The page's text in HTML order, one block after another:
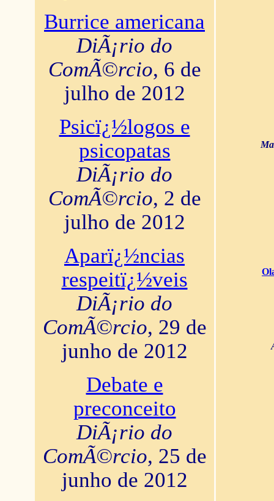
Burrice americana
DiÃ¡rio do
ComÃ©rcio, 6 de
julho de 2012
Psicï¿½logos e
psicopatas
DiÃ¡rio do
ComÃ©rcio, 2 de
julho de 2012
Aparï¿½ncias
respeitï¿½veis
DiÃ¡rio do
ComÃ©rcio, 29 de
junho de 2012
Debate e
preconceito
DiÃ¡rio do
ComÃ©rcio, 25 de
junho de 2012